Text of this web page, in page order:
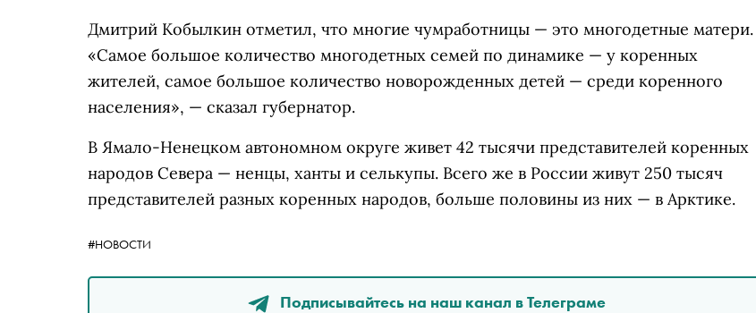
Дмитрий Кобылкин отметил, что многие чумработницы — это многодетные матери.
«Самое большое количество многодетных семей по динамике — у коренных
жителей, самое большое количество новорожденных детей — среди коренного
населения», — сказал губернатор.
В Ямало-Ненецком автономном округе живет 42 тысячи представителей коренных
народов Севера — ненцы, ханты и селькупы. Всего же в России живут 250 тысяч
представителей разных коренных народов, больше половины из них — в Арктике.
#НОВОСТИ
Подписывайтесь на наш канал в Телеграме